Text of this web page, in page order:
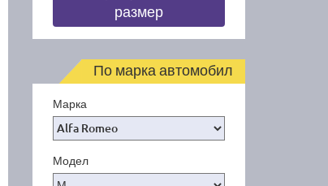
размер
По марка автомобил
Марка
Модел